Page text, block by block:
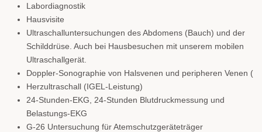
Labordiagnostik
Hausvisite
Ultraschalluntersuchungen des Abdomens (Bauch) und der
Schilddrüse. Auch bei Hausbesuchen mit unserem mobilen
Ultraschallgerät.
Doppler-Sonographie von Halsvenen und peripheren Venen (
Herzultraschall (IGEL-Leistung)
24-Stunden-EKG, 24-Stunden Blutdruckmessung und
Belastungs-EKG
G-26 Untersuchung für Atemschutzgeräteträger